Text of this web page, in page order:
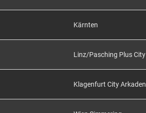
Kärnten
Linz/Pasching Plus City
Klagenfurt City Arkaden